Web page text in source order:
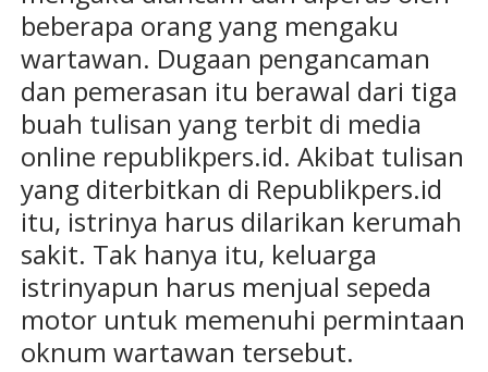
beberapa orang yang mengaku
wartawan. Dugaan pengancaman
dan pemerasan itu berawal dari tiga
buah tulisan yang terbit di media
online republikpers.id. Akibat tulisan
yang diterbitkan di Republikpers.id
itu, istrinya harus dilarikan kerumah
sakit. Tak hanya itu, keluarga
istrinyapun harus menjual sepeda
motor untuk memenuhi permintaan
oknum wartawan tersebut.